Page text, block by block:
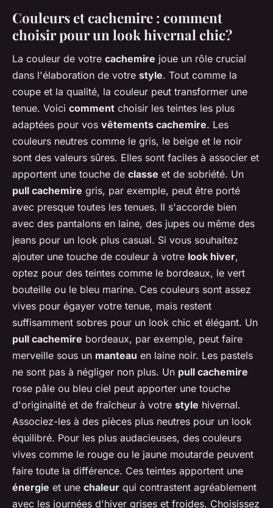
Couleurs et cachemire : comment
choisir pour un look hivernal chic?
La couleur de votre cachemire joue un rôle crucial
dans l'élaboration de votre style. Tout comme la
coupe et la qualité, la couleur peut transformer une
tenue. Voici comment choisir les teintes les plus
adaptées pour vos vêtements cachemire. Les
couleurs neutres comme le gris, le beige et le noir
sont des valeurs sûres. Elles sont faciles à associer et
apportent une touche de classe et de sobriété. Un
pull cachemire gris, par exemple, peut être porté
avec presque toutes les tenues. Il s'accorde bien
avec des pantalons en laine, des jupes ou même des
jeans pour un look plus casual. Si vous souhaitez
ajouter une touche de couleur à votre look hiver,
optez pour des teintes comme le bordeaux, le vert
bouteille ou le bleu marine. Ces couleurs sont assez
vives pour égayer votre tenue, mais restent
suffisamment sobres pour un look chic et élégant. Un
pull cachemire bordeaux, par exemple, peut faire
merveille sous un manteau en laine noir. Les pastels
ne sont pas à négliger non plus. Un pull cachemire
rose pâle ou bleu ciel peut apporter une touche
d'originalité et de fraîcheur à votre style hivernal.
Associez-les à des pièces plus neutres pour un look
équilibré. Pour les plus audacieuses, des couleurs
vives comme le rouge ou le jaune moutarde peuvent
faire toute la différence. Ces teintes apportent une
énergie et une chaleur qui contrastent agréablement
avec les journées d'hiver grises et froides. Choisissez